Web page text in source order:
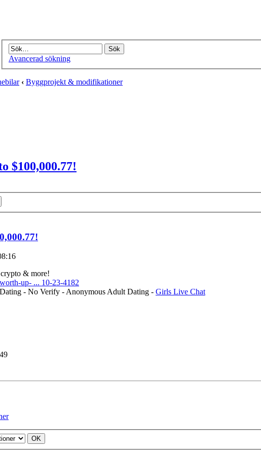
Avancerad sökning
‹ Byggprojekt & modifikationer
$100,000.77!
& more!
up- ... 10-23-4182
- No Verify - Anonymous Adult Dating - Girls Live Chat